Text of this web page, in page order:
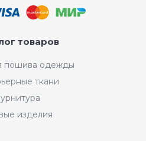
товаров
пошива одежды
ткани
изделия